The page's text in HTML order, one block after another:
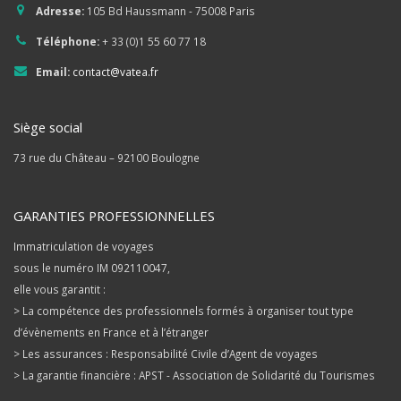
Adresse: 105 Bd Haussmann - 75008 Paris
Téléphone:+ 33 (0)1 55 60 77 18
Email: contact@vatea.fr
Siège social
73 rue du Château – 92100 Boulogne
GARANTIES PROFESSIONNELLES
Immatriculation de voyages
sous le numéro IM 092110047,
elle vous garantit :
> La compétence des professionnels formés à organiser tout type
d’évènements en France et à l’étranger
> Les assurances : Responsabilité Civile d’Agent de voyages
> La garantie financière : APST - Association de Solidarité du Tourismes